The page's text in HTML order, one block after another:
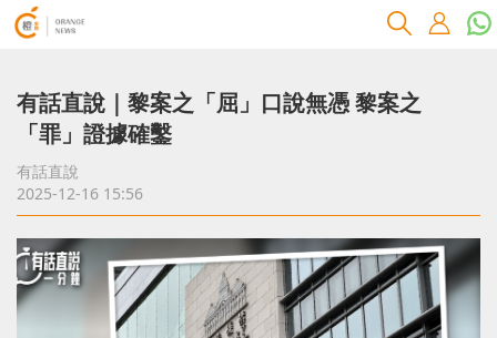
有話直說｜黎案之「屈」口說無憑 黎案之
「罪」證據確鑿
有話直說
2025-12-16 15:56